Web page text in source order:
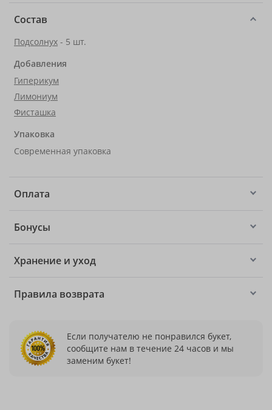
Состав
Подсолнух - 5 шт.
Добавления
Гиперикум
Лимониум
Фисташка
Упаковка
Современная упаковка
Оплата
Бонусы
Хранение и уход
Правила возврата
Если получателю не понравился букет,
сообщите нам в течение 24 часов и мы
заменим букет!